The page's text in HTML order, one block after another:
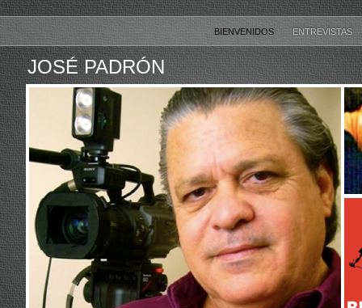
BIENVENIDOS ENTREVISTAS
JOSÉ PADRÓN